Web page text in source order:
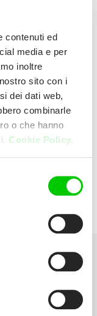
contenuti ed
media e per
inoltre
sito con i
dei dati web,
combinarle
o che hanno
Cookie Policy.